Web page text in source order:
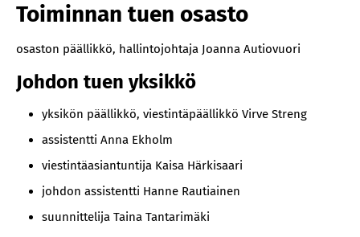
Toiminnan tuen osasto
osaston päällikkö, hallintojohtaja Joanna Autiovuori
Johdon tuen yksikkö
yksikön päällikkö, viestintäpäällikkö Virve Streng
assistentti Anna Ekholm
viestintäasiantuntija Kaisa Härkisaari
johdon assistentti Hanne Rautiainen
suunnittelija Taina Tantarimäki